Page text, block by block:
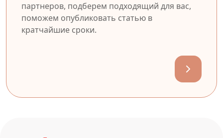
партнеров, подберем подходящий для вас,
поможем опубликовать статью в
кратчайшие сроки.